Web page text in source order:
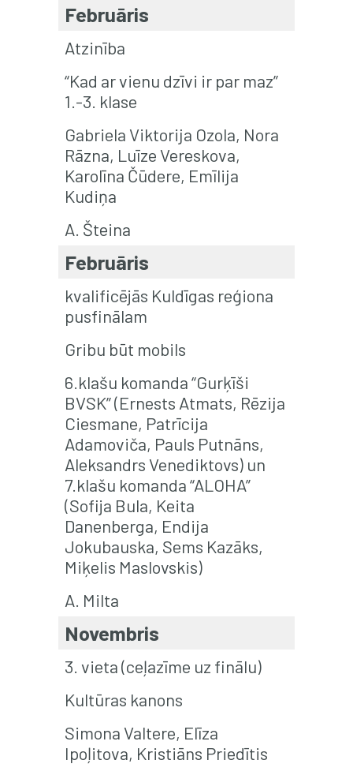
Februāris
Atzinība
“Kad ar vienu dzīvi ir par maz”
1.-3. klase
Gabriela Viktorija Ozola, Nora
Rāzna, Luīze Vereskova,
Karolīna Čūdere, Emīlija
Kudiņa
A. Šteina
Februāris
kvalificējās Kuldīgas reģiona
pusfinālam
Gribu būt mobils
6.klašu komanda “Gurķīši
BVSK” (Ernests Atmats, Rēzija
Ciesmane, Patrīcija
Adamoviča, Pauls Putnāns,
Aleksandrs Venediktovs) un
7.klašu komanda “ALOHA”
(Sofija Bula, Keita
Danenberga, Endija
Jokubauska, Sems Kazāks,
Miķelis Maslovskis)
A. Milta
Novembris
3. vieta (ceļazīme uz finālu)
Kultūras kanons
Simona Valtere, Elīza
Ipoļitova, Kristiāns Priedītis